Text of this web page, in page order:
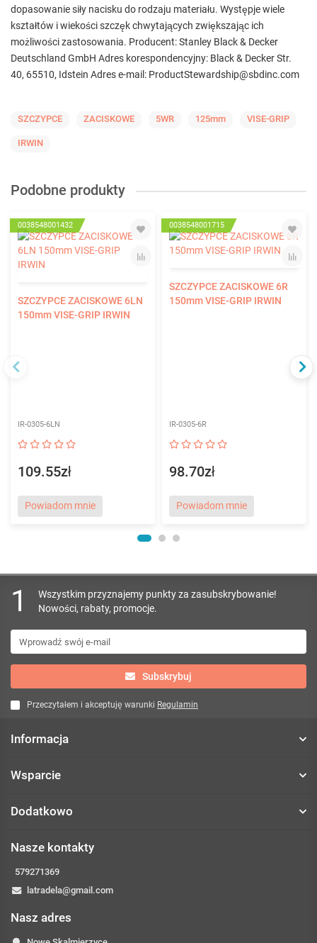
dopasowanie siły nacisku do rodzaju materiału. Występje wiele
kształtów i wiekości szczęk chwytających zwiększając ich
możliwości zastosowania. Producent: Stanley Black & Decker
Deutschland GmbH Adres korespondencyjny: Black & Decker Str.
40, 65510, Idstein Adres e-mail: ProductStewardship@sbdinc.com
SZCZYPCE ZACISKOWE 5WR 125mm VISE-GRIP
IRWIN
Podobne produkty
0038548001432
SZCZYPCE ZACISKOWE 6LN
150mm VISE-GRIP IRWIN
IR-0305-6LN
109.55zł
Powiadom mnie
0038548001715
SZCZYPCE ZACISKOWE 6R
150mm VISE-GRIP IRWIN
IR-0305-6R
98.70zł
Powiadom mnie
1
Wszystkim przyznajemy punkty za zasubskrybowanie!
Nowości, rabaty, promocje.
Subskrybuj
Przeczytałem i akceptuję warunki Regulamin
Informacja
Wsparcie
Dodatkowo
Nasze kontakty
579271369
latradela@gmail.com
Nasz adres